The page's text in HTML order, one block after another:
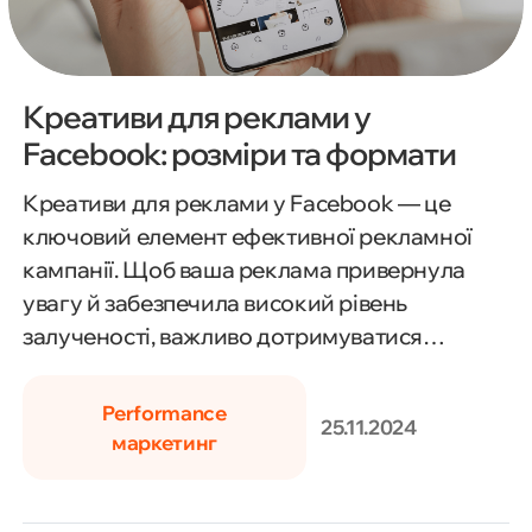
Performance
маркетинг
25.11.2024
Креативи для реклами у
Facebook: розміри та формати
Креативи для реклами у Facebook — це
ключовий елемент ефективної рекламної
кампанії. Щоб ваша реклама привернула
увагу й забезпечила високий рівень
залученості, важливо дотримуватися
типу оголошення. Основні розміри:
Зображення для стрічки: 1200x628 пікселів